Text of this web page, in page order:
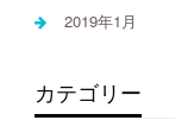
2019年1月
カテゴリー